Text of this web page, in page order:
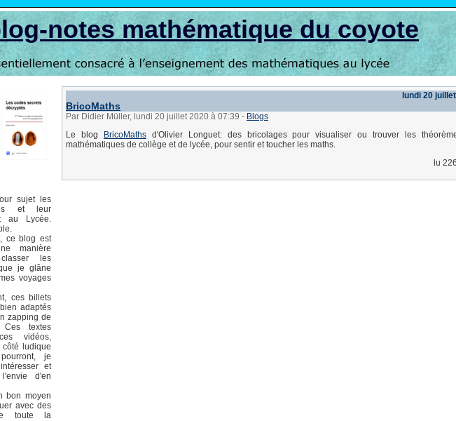
notes mathématique du coyote
sujet les
et leur
au Lycée.
ce blog est
manière
les
je glâne
voyages
ces billets
adaptés
zapping de
textes
vidéos,
ludique
je
et
d'en
bon moyen
avec des
toute la
lundi 20
BricoMaths
Par Didier Müller, lundi 20 juillet 2020 à 07:39 - Blogs
Le blog
BricoMathsd'Olivier Longuet: des bricolages pour visualiser ou trouver les
mathématiques de collège et de lycée, pour sentir et toucher les maths.
lu